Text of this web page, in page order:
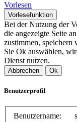
Vorlesen
Vorlesefunktion
Bei der Nutzung der
die angezeigte Seite
zustimmen,
Sie Ok auswählen,
Dienst nutzen.
Abbrechen Ok
Benutzerprofil
Benutzername: